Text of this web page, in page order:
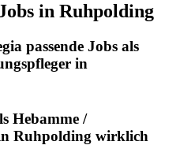
in Ruhpolding
passende Jobs als
in
Hebamme /
Ruhpolding wirklich